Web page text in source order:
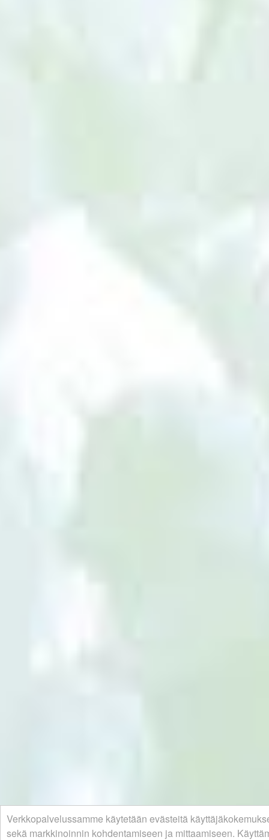
Verkkopalvelussamme käytetään evästeitä
sekä markkinoinnin kohdentamiseen ja mittaamiseen.